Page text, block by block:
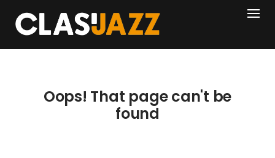
content
404
Oops! That page can't be
found